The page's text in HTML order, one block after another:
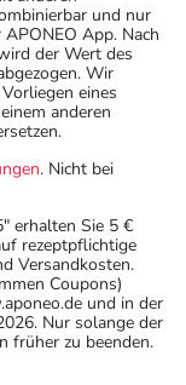
und nur
App. Nach
der Wert des
Wir
eines
anderen
. Nicht bei
erhalten Sie 5 €
rezeptpflichtige
Versandkosten.
Coupons)
und in der
Nur solange der
früher zu beenden.